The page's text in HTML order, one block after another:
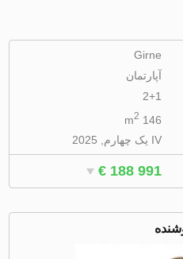
Girne
آپارتمان
2+1
146 m
2
IV یک چهارم, 2025
€ 188 991